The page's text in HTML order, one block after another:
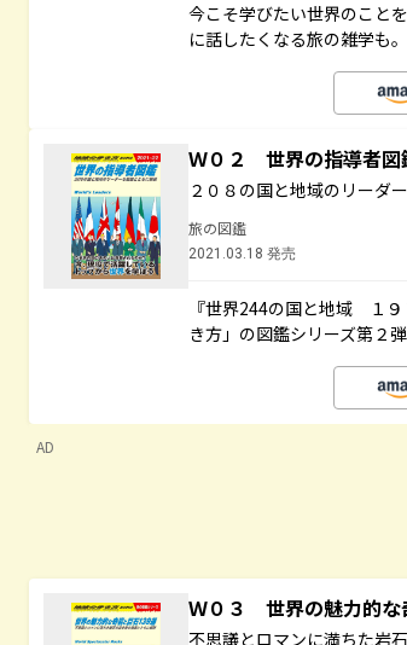
今こそ学びたい世界のこと
に話したくなる旅の雑学も。
Ｗ０２ 世界の指導者
２０８の国と地域のリーダ
旅の図鑑
2021.03.18 発売
『世界244の国と地域 １
き方」の図鑑シリーズ第２
AD
Ｗ０３ 世界の魅力的な
不思議とロマンに満ちた岩